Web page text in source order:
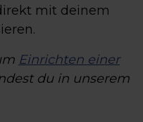
mit deinem
Einrichten einer
du in unserem